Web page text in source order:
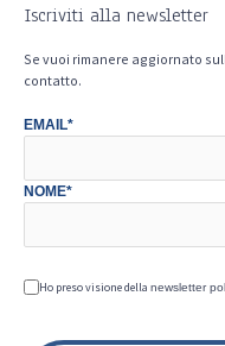
Iscriviti alla newsletter
Se vuoi rimanere aggiornato
contatto.
EMAIL*
NOME*
Ho preso visione della newsletter